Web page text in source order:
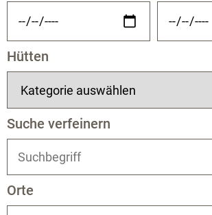
Hütten
Suche verfeinern
Orte